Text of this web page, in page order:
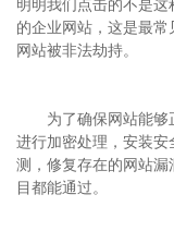
明明我们点击的不是
的企业网站，这是最
网站被非法劫持。
为了确保网站能够
进行加密处理，安装
测，修复存在的网站
目都能通过。